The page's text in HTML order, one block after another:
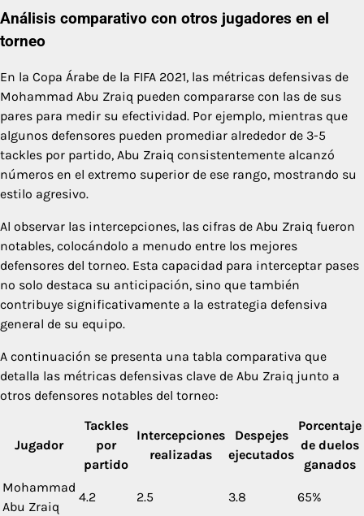
Análisis comparativo con otros jugadores en el
torneo
En la Copa Árabe de la FIFA 2021, las métricas defensivas de
Mohammad Abu Zraiq pueden compararse con las de sus
pares para medir su efectividad. Por ejemplo, mientras que
algunos defensores pueden promediar alrededor de 3-5
tackles por partido, Abu Zraiq consistentemente alcanzó
números en el extremo superior de ese rango, mostrando su
estilo agresivo.
Al observar las intercepciones, las cifras de Abu Zraiq fueron
notables, colocándolo a menudo entre los mejores
defensores del torneo. Esta capacidad para interceptar pases
no solo destaca su anticipación, sino que también
contribuye significativamente a la estrategia defensiva
general de su equipo.
A continuación se presenta una tabla comparativa que
detalla las métricas defensivas clave de Abu Zraiq junto a
otros defensores notables del torneo:
Jugador
Tackles
por
partido
Intercepciones
realizadas
Despejes
ejecutados
Porcentaje
de duelos
ganados
Mohammad
Abu Zraiq
4.2 2.5 3.8 65%